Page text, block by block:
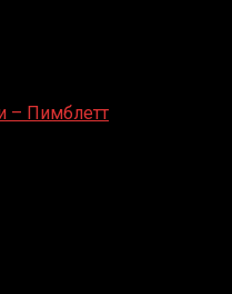
– Пимблетт